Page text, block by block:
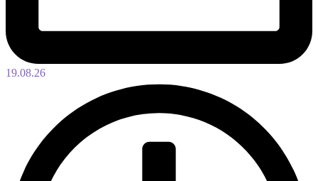
19.08.26